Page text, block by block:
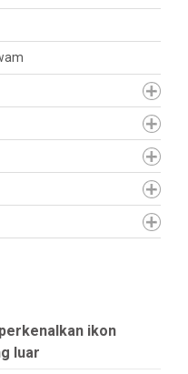
ikon
luar